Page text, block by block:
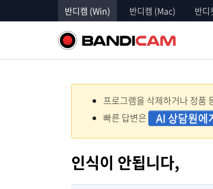
반디캠 (Win) 반디캠 (Mac) 반디
프로그램을 삭제하거나 정품
빠른 답변은
AI 상담원에
인식이 안됩니다,